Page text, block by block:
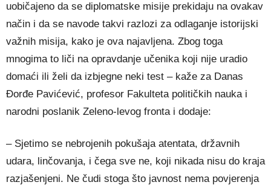
uobičajeno da se diplomatske misije prekidaju na ovakav
način i da se navode takvi razlozi za odlaganje istorijski
važnih misija, kako je ova najavljena. Zbog toga
mnogima to liči na opravdanje učenika koji nije uradio
domaći ili želi da izbjegne neki test – kaže za Danas
Đorđe Pavićević, profesor Fakulteta političkih nauka i
narodni poslanik Zeleno-levog fronta i dodaje:
– Sjetimo se nebrojenih pokušaja atentata, državnih
udara, linčovanja, i čega sve ne, koji nikada nisu do kraja
razjašenjeni. Ne čudi stoga što javnost nema povjerenja